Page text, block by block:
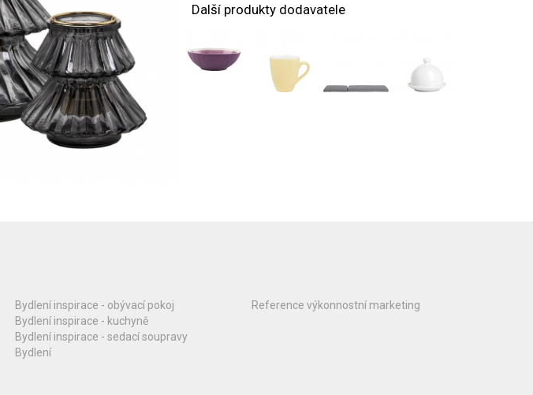
Další produkty dodavatele
Bydlení inspirace - obývací pokoj
Bydlení inspirace - kuchyně
Bydlení inspirace - sedací soupravy
Bydlení
Reference výkonnostní marketing